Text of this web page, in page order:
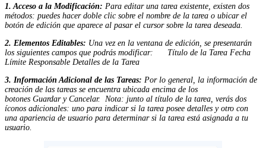
1. Acceso a la Modificación: Para editar una tarea existente, existen dos
métodos: puedes hacer doble clic sobre el nombre de la tarea o ubicar el
botón de edición que aparece al pasar el cursor sobre la tarea deseada.
2. Elementos Editables: Una vez en la ventana de edición, se presentarán
los siguientes campos que podrás modificar: Título de la Tarea Fecha
Límite Responsable Detalles de la Tarea
3. Información Adicional de las Tareas: Por lo general, la información de
creación de las tareas se encuentra ubicada encima de los
botones Guardar y Cancelar. Nota: junto al título de la tarea, verás dos
íconos adicionales: uno para indicar si la tarea posee detalles y otro con
una apariencia de usuario para determinar si la tarea está asignada a tu
usuario.